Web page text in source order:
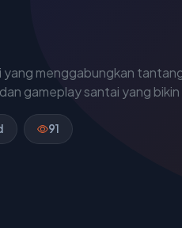
yang menggabungkan
gameplay santai yang bikin
91